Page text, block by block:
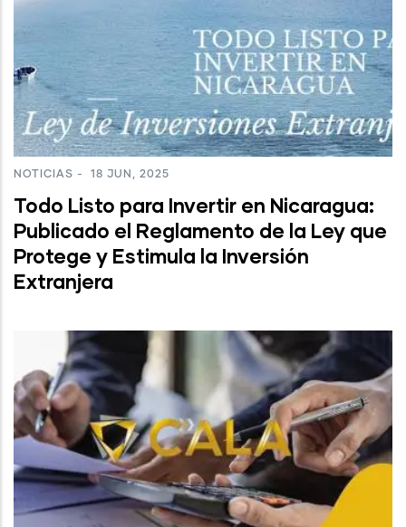
NOTICIAS - 18 JUN, 2025
Todo Listo para Invertir en Nicaragua:
Publicado el Reglamento de la Ley que
Protege y Estimula la Inversión
Extranjera